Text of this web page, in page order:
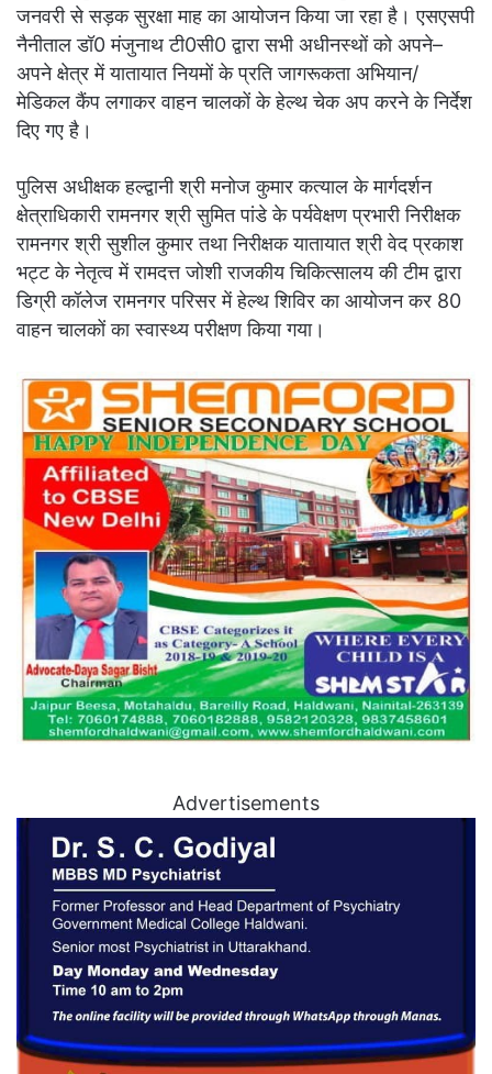
जनवरी से सड़क सुरक्षा माह का आयोजन किया जा रहा है। एसएसपी
नैनीताल डॉ0 मंजुनाथ टी0सी0 द्वारा सभी अधीनस्थों को अपने–
अपने क्षेत्र में यातायात नियमों के प्रति जागरूकता अभियान/
मेडिकल कैंप लगाकर वाहन चालकों के हेल्थ चेक अप करने के निर्देश
दिए गए है।
पुलिस अधीक्षक हल्द्वानी श्री मनोज कुमार कत्याल के मार्गदर्शन
क्षेत्राधिकारी रामनगर श्री सुमित पांडे के पर्यवेक्षण प्रभारी निरीक्षक
रामनगर श्री सुशील कुमार तथा निरीक्षक यातायात श्री वेद प्रकाश
भट्ट के नेतृत्व में रामदत्त जोशी राजकीय चिकित्सालय की टीम द्वारा
डिग्री कॉलेज रामनगर परिसर में हेल्थ शिविर का आयोजन कर 80
वाहन चालकों का स्वास्थ्य परीक्षण किया गया।
Advertisements